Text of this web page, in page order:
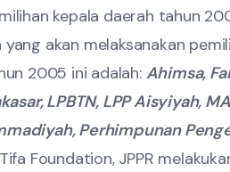
kepala daerah tahun
akan melaksanakan
2005 ini adalah: Ahimsa,
LPBTN, LPP Aisyiyah,
Perhimpunan
Foundation, JPPR